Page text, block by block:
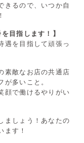
きるので、いつか自
目指します！】
遇を目指して頑張っ
素敵なお店の共通店
が多いこと。
顔で働けるやりがい
ましょう！あなたの
ます！